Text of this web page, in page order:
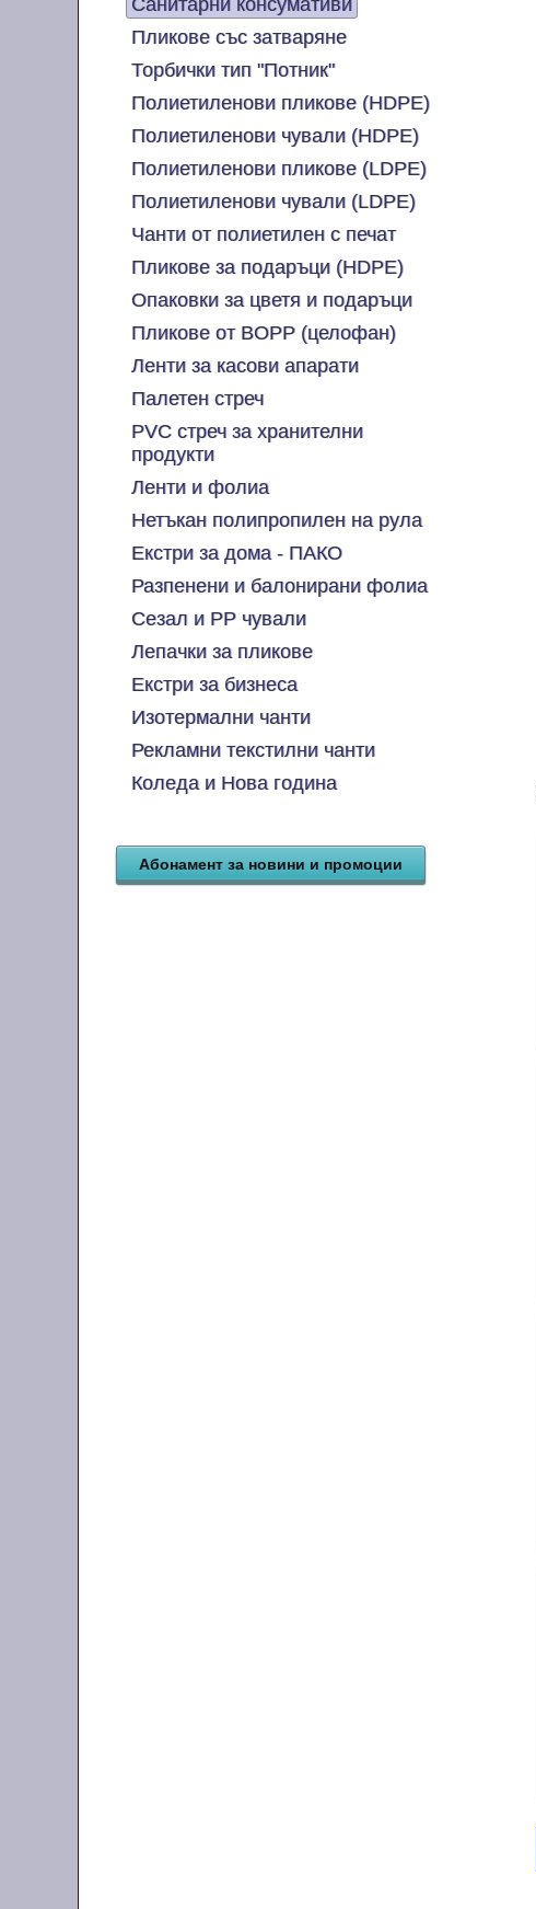
Пликове със затваряне
Торбички тип "Потник"
Полиетиленови пликове (HDPE)
Полиетиленови чували (HDPE)
Полиетиленови пликове (LDPE)
Полиетиленови чували (LDPE)
Чанти от полиетилен с печат
Пликове за подаръци (HDPE)
Опаковки за цветя и подаръци
Пликове от BOPP (целофан)
Ленти за касови апарати
Палетен стреч
PVC стреч за хранителни
продукти
Ленти и фолиа
Нетъкан полипропилен на рула
Екстри за дома - ПАКО
Разпенени и балонирани фолиа
Сезал и PP чували
Лепачки за пликове
Екстри за бизнеса
Изотермални чанти
Рекламни текстилни чанти
Коледа и Нова година